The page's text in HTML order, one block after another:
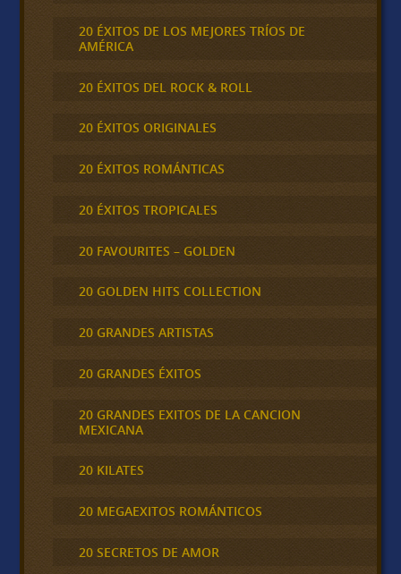
20 ÉXITOS DE LOS MEJORES TRÍOS DE
AMÉRICA
20 ÉXITOS DEL ROCK & ROLL
20 ÉXITOS ORIGINALES
20 ÉXITOS ROMÁNTICAS
20 ÉXITOS TROPICALES
20 FAVOURITES – GOLDEN
20 GOLDEN HITS COLLECTION
20 GRANDES ARTISTAS
20 GRANDES ÉXITOS
20 GRANDES EXITOS DE LA CANCION
MEXICANA
20 KILATES
20 MEGAEXITOS ROMÁNTICOS
20 SECRETOS DE AMOR